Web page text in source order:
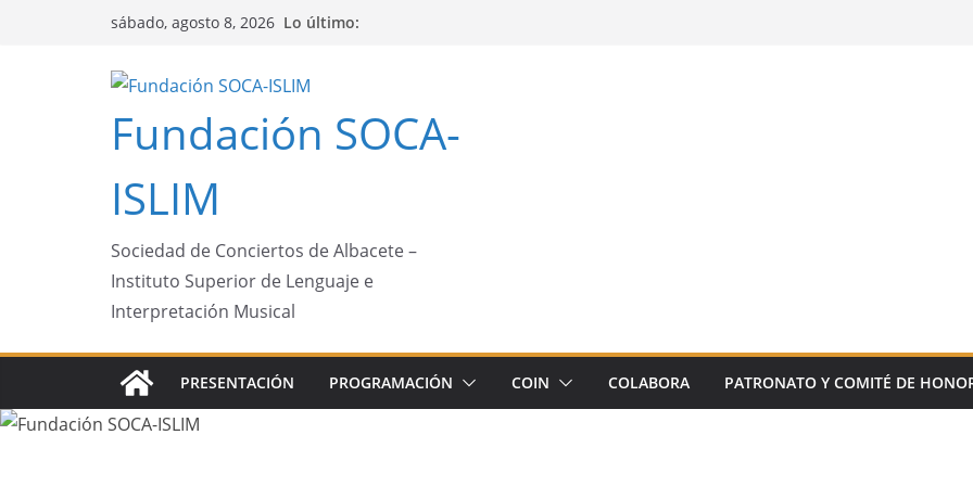
sábado, agosto 8, 2026 Lo último:
Fundación SOCA-
ISLIM
Sociedad de Conciertos de Albacete –
Instituto Superior de Lenguaje e
Interpretación Musical
PRESENTACIÓN PROGRAMACIÓN COIN COLABORA PATRONATO Y COMITÉ DE